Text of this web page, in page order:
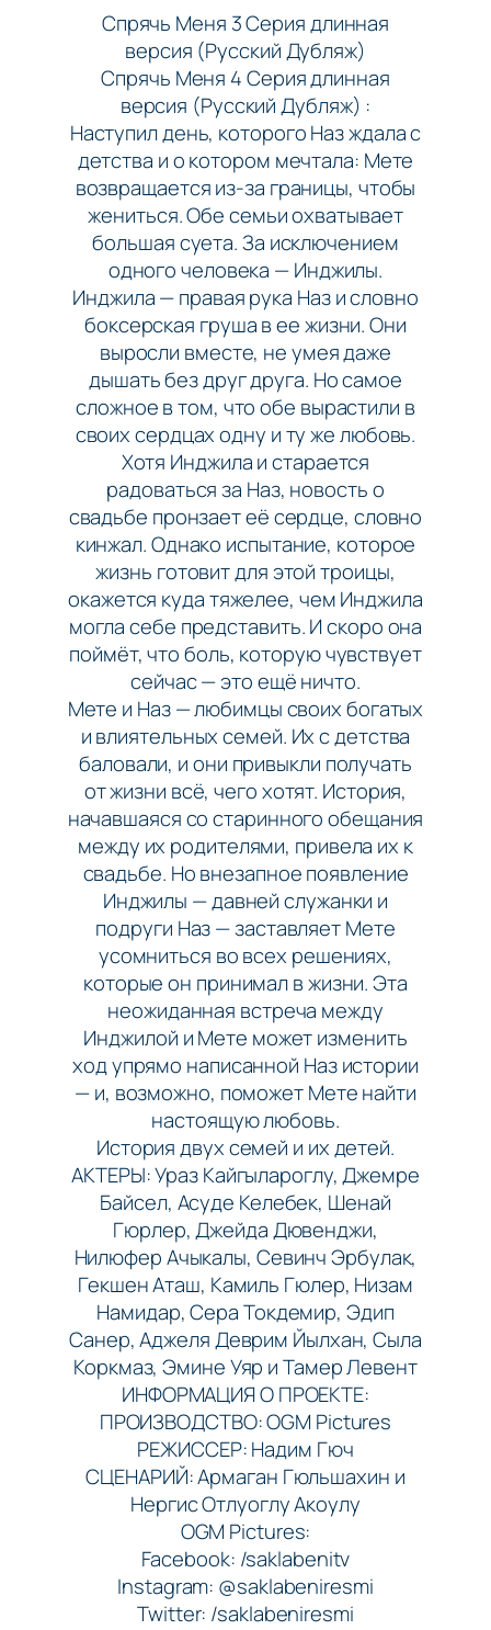
Спрячь Меня 3 Серия длинная
версия (Русский Дубляж)
Спрячь Меня 4 Серия длинная
версия (Русский Дубляж) :
Наступил день, которого Наз ждала с
детства и о котором мечтала: Мете
возвращается из-за границы, чтобы
жениться. Обе семьи охватывает
большая суета. За исключением
одного человека — Инджилы.
Инджила — правая рука Наз и словно
боксерская груша в ее жизни. Они
выросли вместе, не умея даже
дышать без друг друга. Но самое
сложное в том, что обе вырастили в
своих сердцах одну и ту же любовь.
Хотя Инджила и старается
радоваться за Наз, новость о
свадьбе пронзает её сердце, словно
кинжал. Однако испытание, которое
жизнь готовит для этой троицы,
окажется куда тяжелее, чем Инджила
могла себе представить. И скоро она
поймёт, что боль, которую чувствует
сейчас — это ещё ничто.
Мете и Наз — любимцы своих богатых
и влиятельных семей. Их с детства
баловали, и они привыкли получать
от жизни всё, чего хотят. История,
начавшаяся со старинного обещания
между их родителями, привела их к
свадьбе. Но внезапное появление
Инджилы — давней служанки и
подруги Наз — заставляет Мете
усомниться во всех решениях,
которые он принимал в жизни. Эта
неожиданная встреча между
Инджилой и Мете может изменить
ход упрямо написанной Наз истории
— и, возможно, поможет Мете найти
настоящую любовь.
История двух семей и их детей.
АКТЕРЫ: Ураз Кайгылароглу, Джемре
Байсел, Асуде Келебек, Шенай
Гюрлер, Джейда Дювенджи,
Нилюфер Ачыкалы, Севинч Эрбулак,
Гекшен Аташ, Камиль Гюлер, Низам
Намидар, Сера Токдемир, Эдип
Санер, Аджеля Деврим Йылхан, Сыла
Коркмаз, Эмине Уяр и Тамер Левент
ИНФОРМАЦИЯ О ПРОЕКТЕ:
ПРОИЗВОДСТВО: OGM Pictures
РЕЖИССЕР: Надим Гюч
СЦЕНАРИЙ: Армаган Гюльшахин и
Нергис Отлуоглу Акоулу
OGM Pictures:
Facebook: /saklabenitv
Instagram: @saklabeniresmi
Twitter: /saklabeniresmi